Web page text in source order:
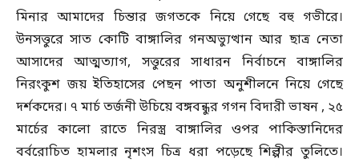
মিনার আমাদের চিন্তার জগতকে নিয়ে গেছে বহু গভীরে।
উনসত্তুরে সাত কোটি বাঙ্গালির গনঅভ্যুত্থান আর ছাত্র নেতা
আসাদের আত্মত্যাগ, সত্তুরের সাধারন নির্বাচনে বাঙ্গালির
নিরংকুশ জয় ইতিহাসের পেছন পাতা অনুশীলনে নিয়ে গেছে
দর্শকদের। ৭ মার্চ তর্জনী উচিয়ে বঙ্গবন্ধুর গগন বিদারী ভাষন , ২৫
মার্চের কালো রাতে নিরস্ত্র বাঙ্গালির ওপর পাকিস্তানিদের
বর্বরোচিত হামলার নৃশংস চিত্র ধরা পড়েছে শিল্পীর তুলিতে।